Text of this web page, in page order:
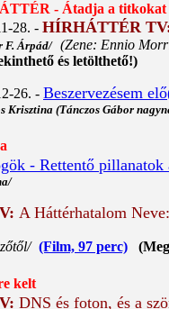
- Átadja a titkokat
28. - HÍRHÁTTÉR
F. Árpád/ (Zene: Ennio
és letölthető!)
26. - Beszervezésem
Krisztina (Tánczos Gábor
- Rettentő
A Háttérhatalom
(Film, 97 perc)
kelt
DNS és foton, és a